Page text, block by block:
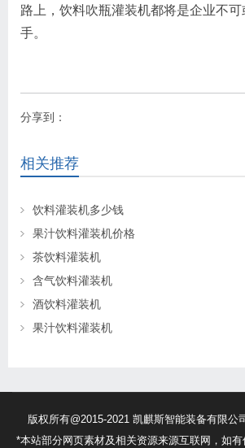
路上，饮料吹瓶灌装机都将是企业不
手。
分享到：
相关推荐
饮料灌装机多少钱
果汁饮料灌装机价格
茶饮料灌装机
含气饮料灌装机
酒饮料灌装机
果汁饮料灌装机
版权所有@2015-2021 凯麒斯智能装备有限公
*本站部分网页素材及相关资源来源互联网，如